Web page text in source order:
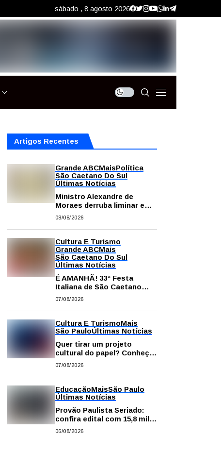
sábado , 8 agosto 2026
Artigos Recentes
Grande ABCMaisPolítica
São Caetano Do Sul
Últimas Notícias
Ministro Alexandre de
Moraes derruba liminar e
restabelece andamento de
contra vereador Matheus
Gianello
08/08/2026
Cultura E Turismo
Grande ABCMais
São Caetano Do Sul
Últimas Notícias
É AMANHÃ! 33ª Festa
Italiana de São Caetano
começa neste sábado com
solidariedade
07/08/2026
Cultura E TurismoMais
São PauloÚltimas Notícias
Quer tirar um projeto
cultural do papel? Conheça
os principais editais
07/08/2026
EducaçãoMaisSão Paulo
Últimas Notícias
Provão Paulista Seriado:
confira edital com 15,8 mil
vagas para ensino superior
06/08/2026